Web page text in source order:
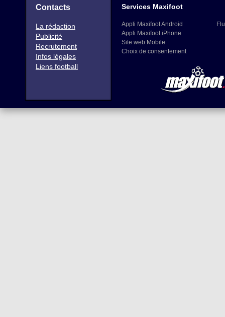
Contacts
La rédaction
Publicité
Recrutement
Infos légales
Liens football
Services Maxifoot
Appli Maxifoot Android
Appli Maxifoot iPhone
Site web Mobile
Choix de consentement